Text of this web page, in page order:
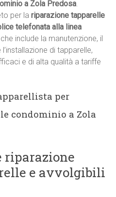
a Zola Predosa.
per lariparazione tapparelle
telefonata alla linea
che include la manutenzione, il
di tapparelle,
e di alta qualità a tariffe
per
condominio a Zola
riparazione
e avvolgibili